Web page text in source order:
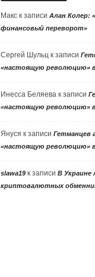
Макск записи Алан Колер:
финансовый переворот»
Сергей Шульцк записи
«настоящую революцию»
Инесса Беляевак записи
«настоящую революцию»
Януся к записи Гетманцев
«настоящую революцию»
slawa19к записи В Украине
криптовалютных